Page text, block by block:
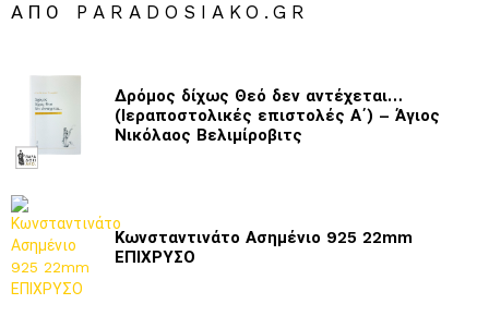
ΑΠΌ PARADOSIAKO.GR
Δρόμος δίχως Θεό δεν αντέχεται…
(Ιεραποστολικές επιστολές Α΄) – Άγιος
Νικόλαος Βελιμίροβιτς
Κωνσταντινάτο Ασημένιο 925 22mm
ΕΠΙΧΡΥΣΟ